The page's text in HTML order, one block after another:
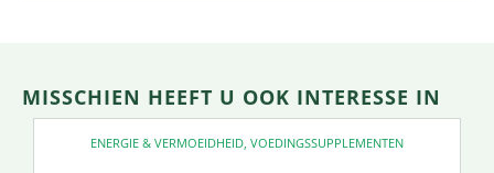
MISSCHIEN HEEFT U OOK INTERESSE IN
ENERGIE & VERMOEIDHEID VOEDINGSSUPPLEMENTEN